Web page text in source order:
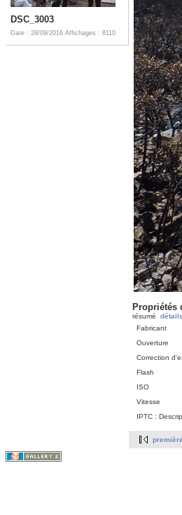
DSC_3003
Date : 28/09/2016 Affichages : 8110
Propriétés
résumé détails
Fabricant
Ouverture
Correction
Flash
ISO
Vitesse
IPTC :
première